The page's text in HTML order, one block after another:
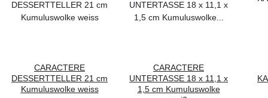
CARACTERE
DESSERTTELLER 21 cm
Kumuluswolke weiss
CARACTERE
UNTERTASSE 18 x 11,1 x
1,5 cm Kumuluswolke